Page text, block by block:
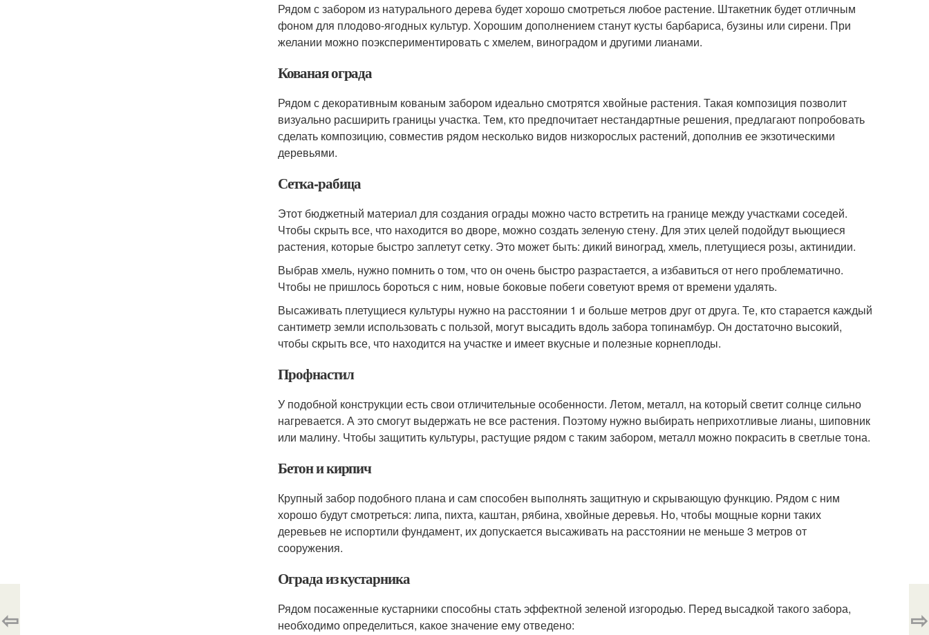
Рядом с забором из натурального дерева будет хорошо смотреться любое растение. Штакетник будет отличным
фоном для плодово-ягодных культур. Хорошим дополнением станут кусты барбариса, бузины или сирени. При
желании можно поэкспериментировать с хмелем, виноградом и другими лианами.
Кованая ограда
Рядом с декоративным кованым забором идеально смотрятся хвойные растения. Такая композиция позволит
визуально расширить границы участка. Тем, кто предпочитает нестандартные решения, предлагают попробовать
сделать композицию, совместив рядом несколько видов низкорослых растений, дополнив ее экзотическими
деревьями.
Сетка-рабица
Этот бюджетный материал для создания ограды можно часто встретить на границе между участками соседей.
Чтобы скрыть все, что находится во дворе, можно создать зеленую стену. Для этих целей подойдут вьющиеся
растения, которые быстро заплетут сетку. Это может быть: дикий виноград, хмель, плетущиеся розы, актинидии.
Выбрав хмель, нужно помнить о том, что он очень быстро разрастается, а избавиться от него проблематично.
Чтобы не пришлось бороться с ним, новые боковые побеги советуют время от времени удалять.
Высаживать плетущиеся культуры нужно на расстоянии 1 и больше метров друг от друга. Те, кто старается каждый
сантиметр земли использовать с пользой, могут высадить вдоль забора топинамбур. Он достаточно высокий,
чтобы скрыть все, что находится на участке и имеет вкусные и полезные корнеплоды.
Профнастил
У подобной конструкции есть свои отличительные особенности. Летом, металл, на который светит солнце сильно
нагревается. А это смогут выдержать не все растения. Поэтому нужно выбирать неприхотливые лианы, шиповник
или малину. Чтобы защитить культуры, растущие рядом с таким забором, металл можно покрасить в светлые тона.
Бетон и кирпич
Крупный забор подобного плана и сам способен выполнять защитную и скрывающую функцию. Рядом с ним
хорошо будут смотреться: липа, пихта, каштан, рябина, хвойные деревья. Но, чтобы мощные корни таких
деревьев не испортили фундамент, их допускается высаживать на расстоянии не меньше 3 метров от
сооружения.
Ограда из кустарника
Рядом посаженные кустарники способны стать эффектной зеленой изгородью. Перед высадкой такого забора,
необходимо определиться, какое значение ему отведено:
⇦ ⇨